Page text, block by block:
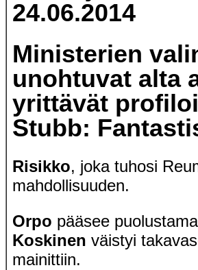
24.06.2014
Ministerien
unohtuvat alta
yrittävät
Stubb:
Risikko, joka tuhosi
mahdollisuuden.
Orpo pääsee
Koskinen väistyi
mainittiin.